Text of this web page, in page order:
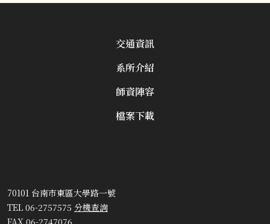
交通資訊
系所介紹
師資陣容
檔案下載
70101 台南市東區大學路一號
TEL 06-2757575 分機查詢
FAX 06-2747076